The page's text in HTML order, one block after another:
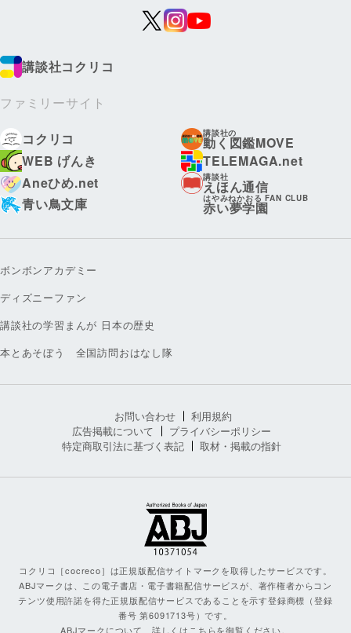
講談社コクリコ
ファミリーサイト
コクリコ
講談社の
動く図鑑MOVE
WEB げんき
TELEMAGA.net
Aneひめ.net
講談社
えほん通信
青い鳥文庫
はやみねかおる FAN CLUB
赤い夢学園
ボンボンアカデミー
ディズニーファン
講談社の学習まんが 日本の歴史
本とあそぼう 全国訪問おはなし隊
お問い合わせ
利用規約
広告掲載について
プライバシーポリシー
特定商取引法に基づく表記
取材・掲載の指針
コクリコ［cocreco］は正規版配信サイトマークを取得したサービスです。
ABJマークは、この電子書店・電子書籍配信サービスが、著作権者からコン
テンツ使用許諾を得た正規版配信サービスであることを示す登録商標（登録
番号 第6091713号）です。
ABJマークについて、詳しくはこちらを御覧ください。